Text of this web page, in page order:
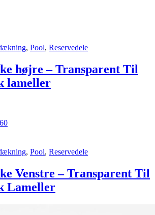
, Pool, Reservedele
højre – Transparent Til
lameller
, Pool, Reservedele
Venstre – Transparent Til
Lameller